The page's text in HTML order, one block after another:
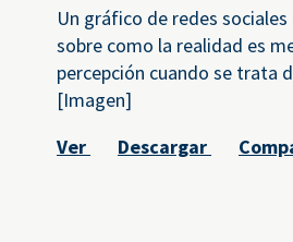
Un gráfico de redes
sobre como la realidad es
percepción cuando se trata
[Imagen]
Ver
Descargar